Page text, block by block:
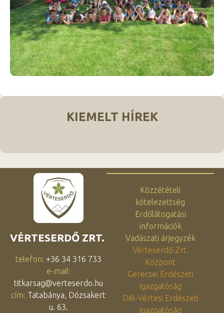
KIEMELT HÍREK
VÉRTESERDŐ ZRT.
telefon: +36 34 316 733
e-mail:
titkarsag@verteserdo.hu
cím: Tatabánya, Dózsakert
u. 63.
Közzétételi
kötelezettség
Erdőlátogatási
információk
Vadászati árjegyzék
Vérteserdő Zrt.
Központ
Gerecsei Erdészeti
Igazgatóság
Dél-Vértesi Erdészeti
Igazgatóság